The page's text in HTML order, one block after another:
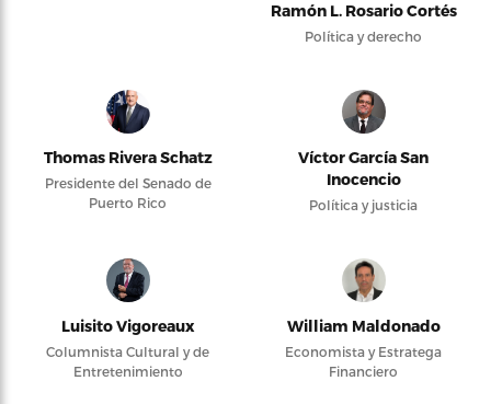
Ramón L. Rosario Cortés
Política y derecho
Thomas Rivera Schatz
Presidente del Senado de
Puerto Rico
Víctor García San
Inocencio
Política y justicia
Luisito Vigoreaux
Columnista Cultural y de
Entretenimiento
William Maldonado
Economista y Estratega
Financiero